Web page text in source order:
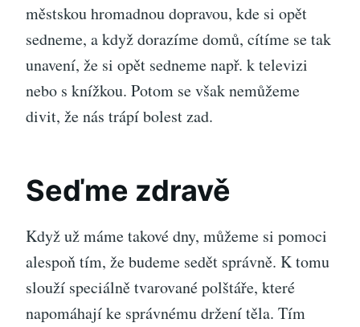
městskou hromadnou dopravou, kde si opět
sedneme, a když dorazíme domů, cítíme se tak
unavení, že si opět sedneme např. k televizi
nebo s knížkou. Potom se však nemůžeme
divit, že nás trápíbolest zad.
Seďme zdravě
Když už máme takové dny, můžeme si pomoci
alespoň tím, že budeme sedět správně. K tomu
slouží speciálně tvarované polštáře, které
napomáhají ke správnému držení těla. Tím